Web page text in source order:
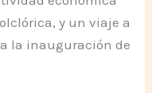
y un viaje a
la inauguración de